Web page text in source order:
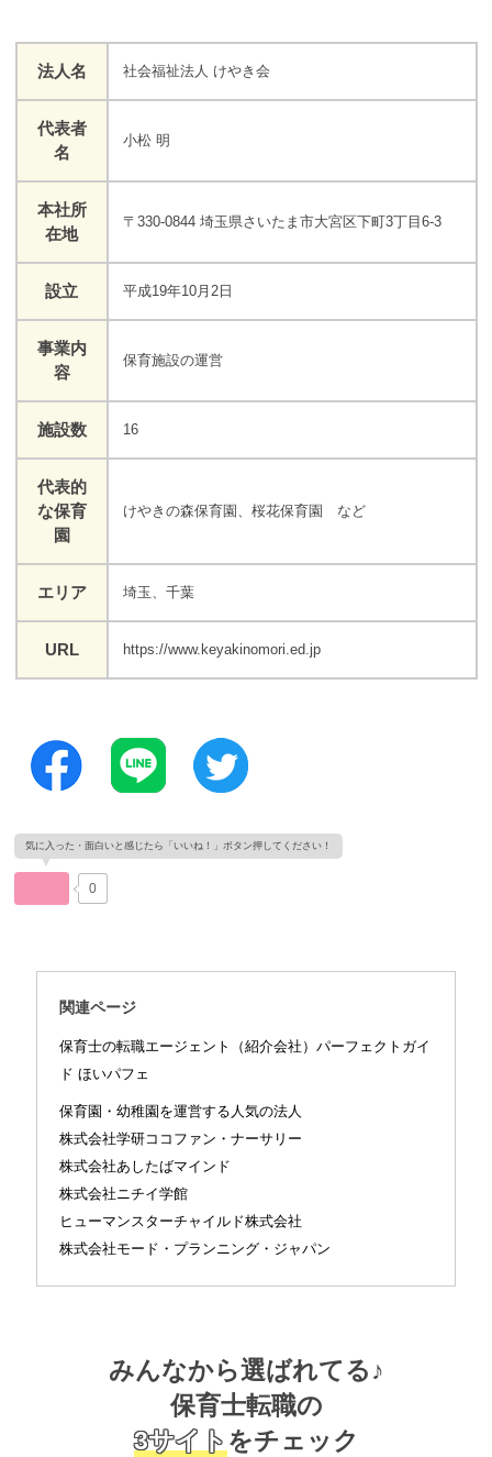
法人名 社会福祉法人 けやき会
代表者
名
小松 明
本社所
在地
〒330-0844 埼玉県さいたま市大宮区下町3丁目6-3
設立 平成19年10月2日
事業内
容
保育施設の運営
施設数 16
代表的
な保育
園
けやきの森保育園、桜花保育園 など
エリア 埼玉、千葉
URL https://www.keyakinomori.ed.jp
0
関連ページ
保育士の転職エージェント（紹介会社）パーフェクトガイ
ド ほいパフェ
保育園・幼稚園を運営する人気の法人
株式会社学研ココファン・ナーサリー
株式会社あしたばマインド
株式会社ニチイ学館
ヒューマンスターチャイルド株式会社
株式会社モード・プランニング・ジャパン
みんなから選ばれてる♪
保育士転職の
3サイト をチェック